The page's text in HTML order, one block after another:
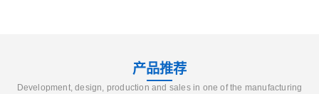
产品推荐
Development, design, production and sales in one of the manufacturing